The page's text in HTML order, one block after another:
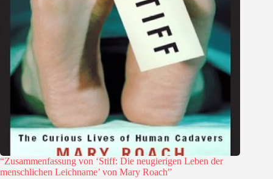
“Zusammenfassung von ‘Stiff: Die neugierigen Leben der
menschlichen Leichname’ von Mary Roach”